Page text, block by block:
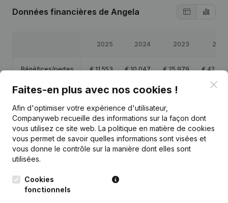
Données financières de Angela
2025 2024 2023 2022
Bénéfices/pertes €11 553 €10 047 €25 979 €42 688
Capitaux propres € 74 660 € 63 107 €53 060
Marge brute €28 521 €30 182 € 43 167 €
Publications
Faites-en plus avec nos cookies !
Afin d'optimiser votre expérience d'utilisateur,
Companyweb recueille des informations sur la façon dont
vous utilisez ce site web. La politique en matière de cookies
vous permet de savoir quelles informations sont visées et
vous donne le contrôle sur la manière dont elles sont
utilisées.
Cookies
fonctionnels